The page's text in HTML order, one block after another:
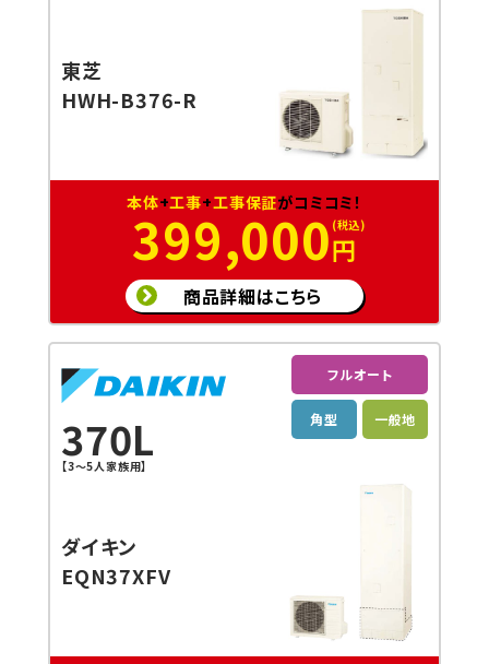
東芝
HWH-B376-R
本体+工事+工事保証がコミコミ！
399,000円
商品詳細はこちら
370L
【3〜5人家族用】
フルオート
角型 一般地
ダイキン
EQN37XFV